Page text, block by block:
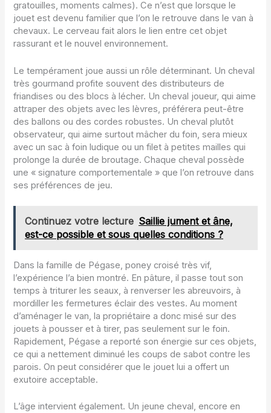
gratouilles, moments calmes). Ce n’est que lorsque le
jouet est devenu familier que l’on le retrouve dans le van à
chevaux. Le cerveau fait alors le lien entre cet objet
rassurant et le nouvel environnement.
Le tempérament joue aussi un rôle déterminant. Un cheval
très gourmand profite souvent des distributeurs de
friandises ou des blocs à lécher. Un cheval joueur, qui aime
attraper des objets avec les lèvres, préférera peut-être
des ballons ou des cordes robustes. Un cheval plutôt
observateur, qui aime surtout mâcher du foin, sera mieux
avec un sac à foin ludique ou un filet à petites mailles qui
prolonge la durée de broutage. Chaque cheval possède
une « signature comportementale » que l’on retrouve dans
ses préférences de jeu.
Continuez votre lecture Saillie jument et âne,
est-ce possible et sous quelles conditions ?
Dans la famille de Pégase, poney croisé très vif,
l’expérience l’a bien montré. En pâture, il passe tout son
temps à triturer les seaux, à renverser les abreuvoirs, à
mordiller les fermetures éclair des vestes. Au moment
d’aménager le van, la propriétaire a donc misé sur des
jouets à pousser et à tirer, pas seulement sur le foin.
Rapidement, Pégase a reporté son énergie sur ces objets,
ce qui a nettement diminué les coups de sabot contre les
parois. On peut considérer que le jouet lui a offert un
exutoire acceptable.
L’âge intervient également. Un jeune cheval, encore en